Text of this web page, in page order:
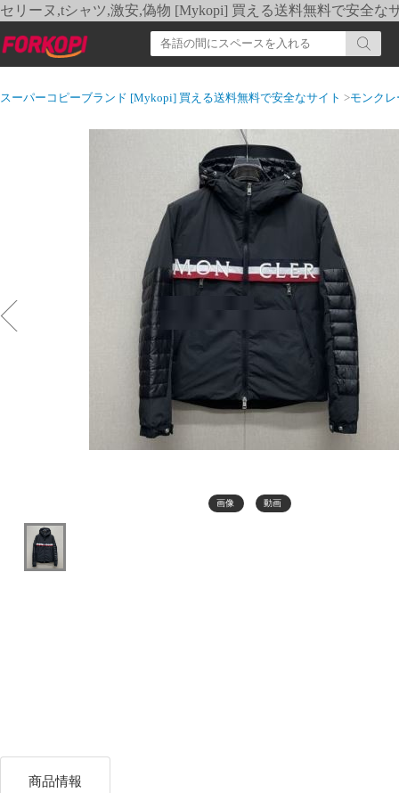
セリーヌ,tシャツ,激安,偽物 [Mykopi] 買える送料無料で安全な
スーパーコピーブランド [Mykopi] 買える送料無料で安全なサイト >モンク
画像 動画
商品情報